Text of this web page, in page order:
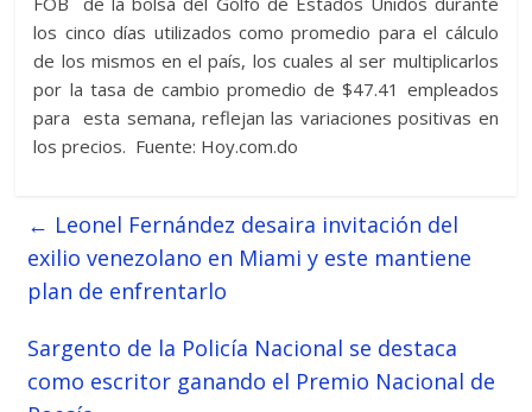
los cinco días utilizados como promedio para el cálculo
de los mismos en el país, los cuales al ser multiplicarlos
por la tasa de cambio promedio de $47.41 empleados
para esta semana, reflejan las variaciones positivas en
los precios. Fuente: Hoy.com.do
← Leonel Fernández desaira invitación del
exilio venezolano en Miami y este mantiene
plan de enfrentarlo
Sargento de la Policía Nacional se destaca
como escritor ganando el Premio Nacional de